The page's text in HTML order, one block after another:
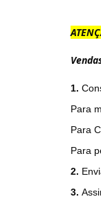
1.
Para
Para
Para
2.
3.